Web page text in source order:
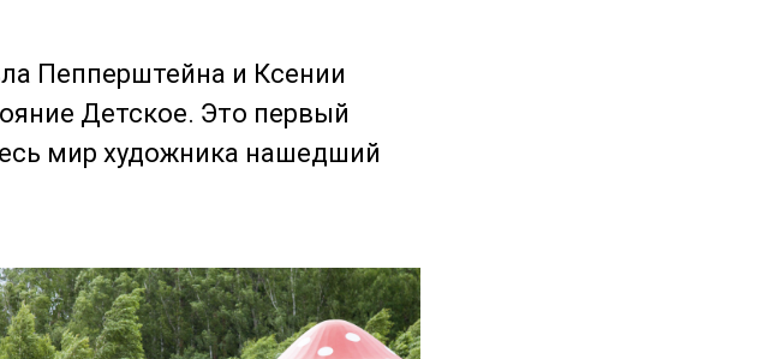
Пепперштейна и Ксении
Детское. Это первый
мир художника нашедший